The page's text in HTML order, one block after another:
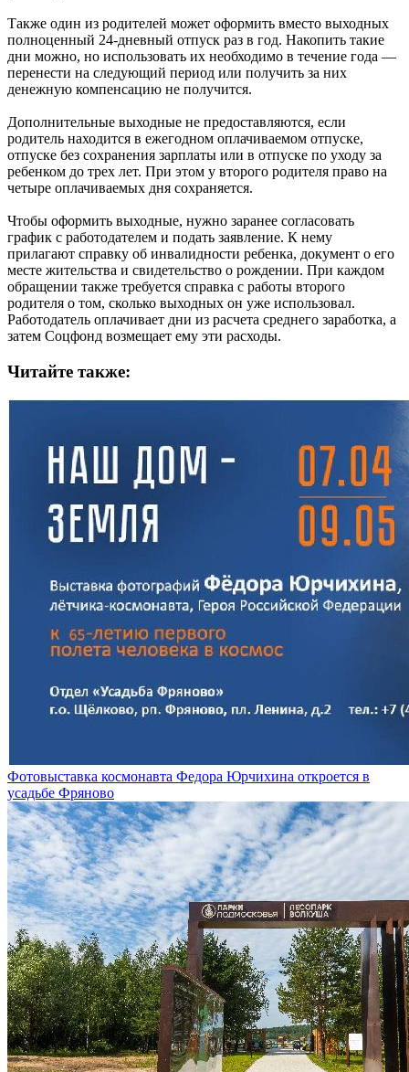
Также один из родителей может оформить вместо выходных
полноценный 24-дневный отпуск раз в год. Накопить такие
дни можно, но использовать их необходимо в течение года —
перенести на следующий период или получить за них
денежную компенсацию не получится.
Дополнительные выходные не предоставляются, если
родитель находится в ежегодном оплачиваемом отпуске,
отпуске без сохранения зарплаты или в отпуске по уходу за
ребенком до трех лет. При этом у второго родителя право на
четыре оплачиваемых дня сохраняется.
Чтобы оформить выходные, нужно заранее согласовать
график с работодателем и подать заявление. К нему
прилагают справку об инвалидности ребенка, документ о его
месте жительства и свидетельство о рождении. При каждом
обращении также требуется справка с работы второго
родителя о том, сколько выходных он уже использовал.
Работодатель оплачивает дни из расчета среднего заработка, а
затем Соцфонд возмещает ему эти расходы.
Читайте также:
Фотовыставка космонавта Федора Юрчихина откроется в
усадьбе Фряново